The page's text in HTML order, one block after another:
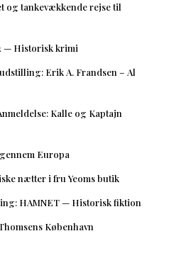
og tankevækkende rejse til
— Historisk krimi
Erik A. Frandsen – Al
Kalle og Kaptajn
Europa
nætter i fru Yeoms butik
HAMNET — Historisk fiktion
København